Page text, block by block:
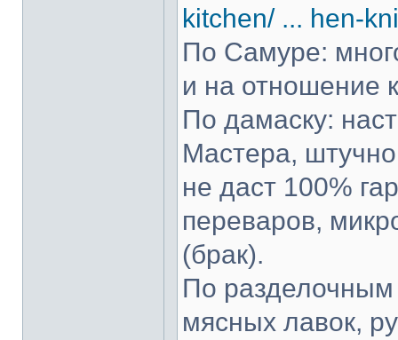
kitchen/ ... hen-
По Самуре:
и на отношение
По дамаску:
Мастера,
не даст 100%
переваров,
(брак).
По разделочным
мясных лавок,